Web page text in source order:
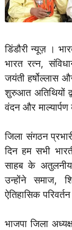
डिंडौरी न्यूज़ ।
भारत रत्न,
जयंती हर्षोल्लास
शुरुआत अतिथियों
वंदन और
जिला संगठन
दिन हम सभी
साहब के
उन्होंने समाज,
ऐतिहासिक
भाजपा जिला